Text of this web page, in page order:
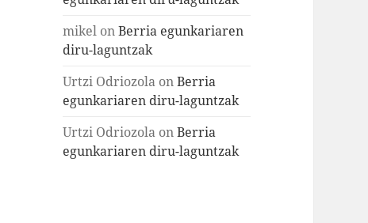
mikel onBerria egunkariaren
diru-laguntzak
Urtzi Odriozola onBerria
egunkariaren diru-laguntzak
Urtzi Odriozola onBerria
egunkariaren diru-laguntzak